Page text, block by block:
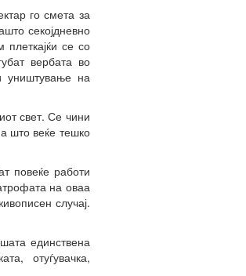
го смета за
секојдневно
се со
вербата во
уништување на
свет. Се чини
што веќе тешко
повеќе работи
на оваа
случај.
единствена
отуѓувачка,